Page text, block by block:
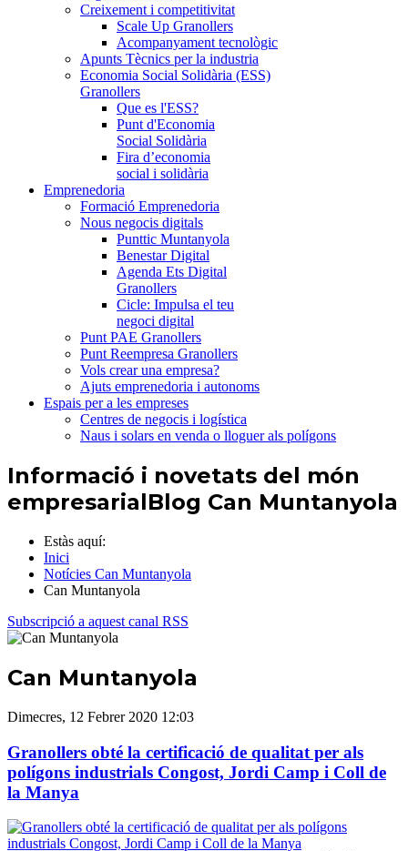
Creixement i competitivitat
Scale Up Granollers
Acompanyament tecnològic
Apunts Tècnics per la industria
Economia Social Solidària (ESS)
Granollers
Que es l'ESS?
Punt d'Economia
Social Solidària
Fira d’economia
social i solidària
Emprenedoria
Formació Emprenedoria
Nous negocis digitals
Punttic Muntanyola
Benestar Digital
Agenda Ets Digital
Granollers
Cicle: Impulsa el teu
negoci digital
Punt PAE Granollers
Punt Reempresa Granollers
Vols crear una empresa?
Ajuts emprenedoria i autonoms
Espais per a les empreses
Centres de negocis i logística
Naus i solars en venda o lloguer als polígons
Informació i novetats del món
empresarialBlog Can Muntanyola
Estàs aquí:
Inici
Notícies Can Muntanyola
Can Muntanyola
Subscripció a aquest canal RSS
Can Muntanyola
Dimecres, 12 Febrer 2020 12:03
Granollers obté la certificació de qualitat per als
polígons industrials Congost, Jordi Camp i Coll de
la Manya